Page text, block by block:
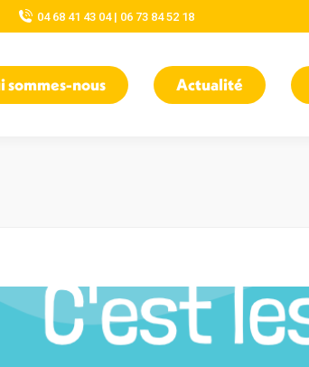
04 68 41 43 04 | 06 73 84 52 18
sommes-nous Actualité